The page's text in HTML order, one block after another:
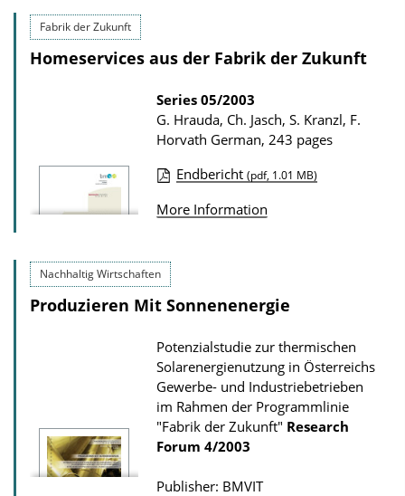
w
l
o
d
s
i
a
t
i
o
n
w
n
o
a
d
s
Fabrik der Zukunft
Homeservices aus der Fabrik der Zukunft
Series 05/2003
G. Hrauda, Ch. Jasch, S. Kranzl, F.
Horvath German, 243 pages
u
l
i
a
t
i
o
n
Endbericht (pdf, 1.01 MB)
More Information
Nachhaltig Wirtschaften
Produzieren Mit Sonnenenergie
Potenzialstudie zur thermischen
Solarenergienutzung in Österreichs
Gewerbe- und Industriebetrieben
im Rahmen der Programmlinie
"Fabrik der Zukunft" Research
Forum 4/2003
Publisher: BMVIT